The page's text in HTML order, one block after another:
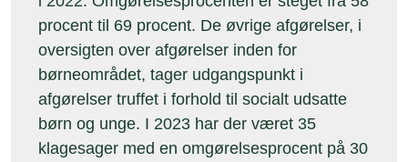
procent til 69 procent. De øvrige afgørelser, i
oversigten over afgørelser inden for
børneområdet, tager udgangspunkt i
afgørelser truffet i forhold til socialt udsatte
børn og unge. I 2023 har der været 35
klagesager med en omgørelsesprocent på 30